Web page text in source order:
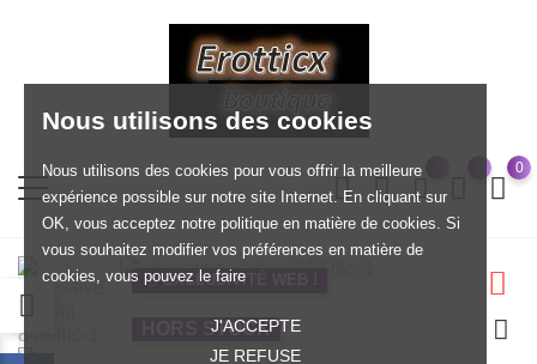
Nous utilisons des cookies
Nous utilisons des cookies pour vous offrir la meilleure
expérience possible sur notre site Internet. En cliquant sur
OK, vous acceptez notre politique en matière de cookies. Si
vous souhaitez modifier vos préférences en matière de
cookies, vous pouvez le faire
J'ACCEPTE
JE REFUSE
0
EXCLUSIVITÉ WEB !
HORS STOCK